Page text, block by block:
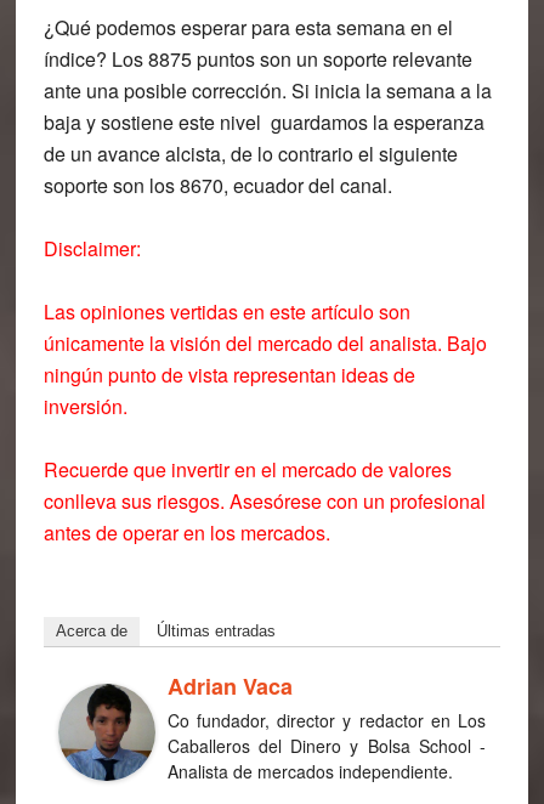
¿Qué podemos esperar para esta semana en el
índice? Los 8875 puntos son un soporte relevante
ante una posible corrección. Si inicia la semana a la
baja y sostiene este nivel guardamos la esperanza
de un avance alcista, de lo contrario el siguiente
soporte son los 8670, ecuador del canal.
Disclaimer:
Las opiniones vertidas en este artículo son
únicamente la visión del mercado del analista. Bajo
ningún punto de vista representan ideas de
inversión.
Recuerde que invertir en el mercado de valores
conlleva sus riesgos. Asesórese con un profesional
antes de operar en los mercados.
Acerca de Últimas entradas
Adrian Vaca
Co fundador, director y redactor en Los
Caballeros del Dinero y Bolsa School -
Analista de mercados independiente.